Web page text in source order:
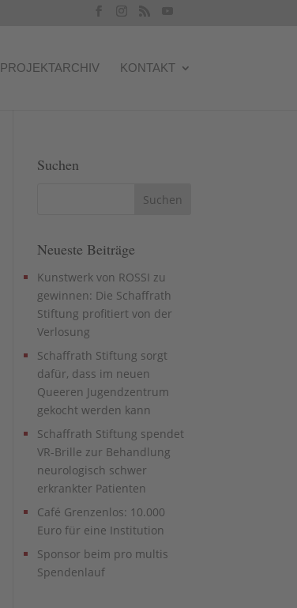
PROJEKTARCHIV KONTAKT
Suchen
Neueste Beiträge
Kunstwerk von ROSSI zu
gewinnen: Die Schaffrath
Stiftung profitiert von der
Verlosung
Schaffrath Stiftung sorgt
dafür, dass im neuen
Queeren Jugendzentrum
gekocht werden kann
Schaffrath Stiftung spendet
VR-Brille zur Behandlung
neurologisch schwer
erkrankter Patienten
Café Grenzenlos: 10.000
Euro für eine Institution
Sponsor beim pro multis
Spendenlauf